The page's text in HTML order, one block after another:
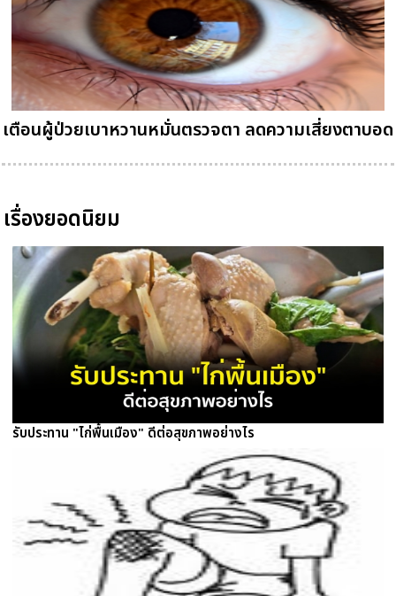
เตือนผู้ป่วยเบาหวานหมั่นตรวจตา ลดความเสี่ยงตาบอด
เรื่องยอดนิยม
รับประทาน "ไก่พื้นเมือง" ดีต่อสุขภาพอย่างไร